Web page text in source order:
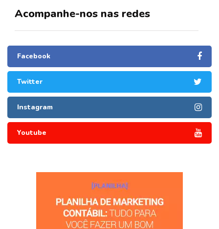
Acompanhe-nos nas redes
Facebook
Twitter
Instagram
Youtube